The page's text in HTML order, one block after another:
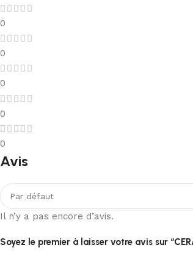
0
0
0
0
0
Avis
Il n’y a pas encore d’avis.
Soyez le premier à laisser votre avis sur